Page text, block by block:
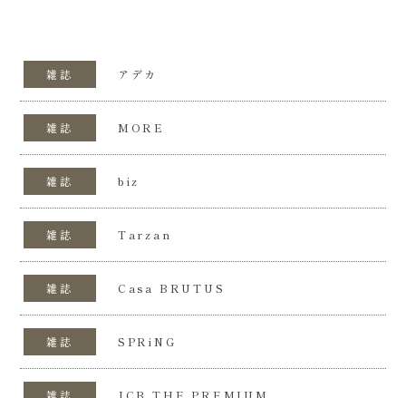
雑誌 アデカ
雑誌 MORE
雑誌 biz
雑誌 Tarzan
雑誌 Casa BRUTUS
雑誌 SPRiNG
雑誌 JCB THE PREMIUM